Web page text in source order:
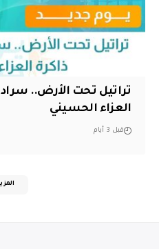
تراتيل تحت الأرض..
العزاء الحسيني
قبل 3 أيام